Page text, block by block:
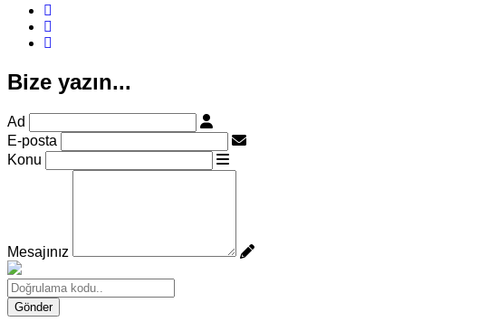
Bize yazın...
Ad
E-posta
Konu
Mesajınız
Gönder